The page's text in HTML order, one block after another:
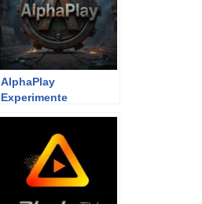
AlphaPlay
Experimente